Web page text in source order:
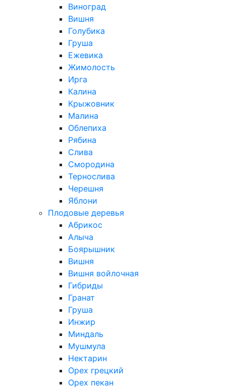
Виноград
Вишня
Голубика
Груша
Ежевика
Жимолость
Ирга
Калина
Крыжовник
Малина
Облепиха
Рябина
Слива
Смородина
Тернослива
Черешня
Яблони
Плодовые деревья
Абрикос
Алыча
Боярышник
Вишня
Вишня войлочная
Гибриды
Гранат
Груша
Инжир
Миндаль
Мушмула
Нектарин
Орех грецкий
Орех пекан